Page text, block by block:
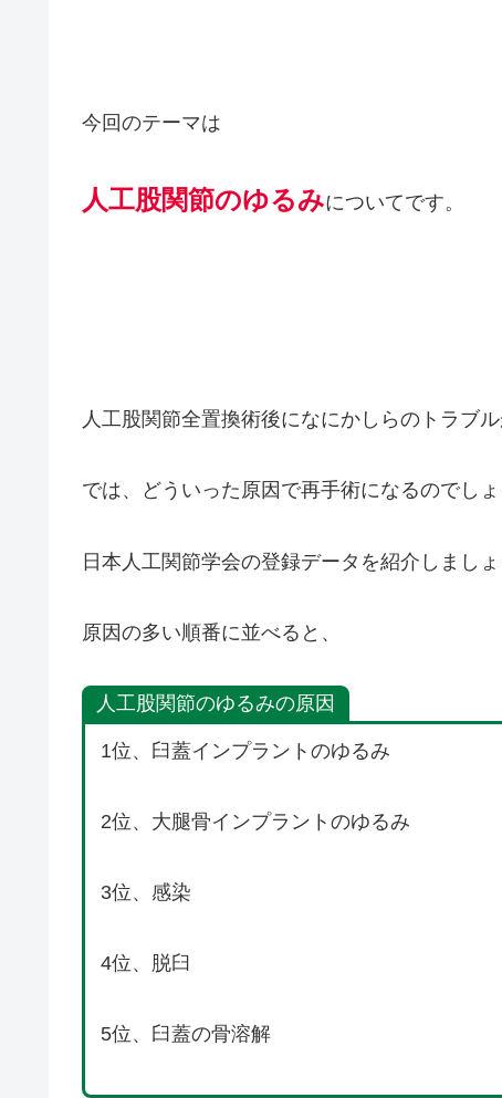
今回のテーマは
人工股関節のゆるみについてです。
人工股関節全置換術後になにかしらのトラブ
では、どういった原因で再手術になるのでしょ
日本人工関節学会の登録データを紹介しましょ
原因の多い順番に並べると、
人工股関節のゆるみの原因
1位、臼蓋インプラントのゆるみ
2位、大腿骨インプラントのゆるみ
3位、感染
4位、脱臼
5位、臼蓋の骨溶解